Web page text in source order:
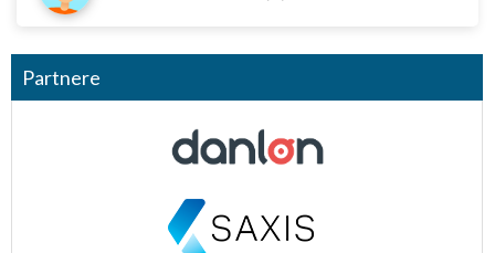
Partnere